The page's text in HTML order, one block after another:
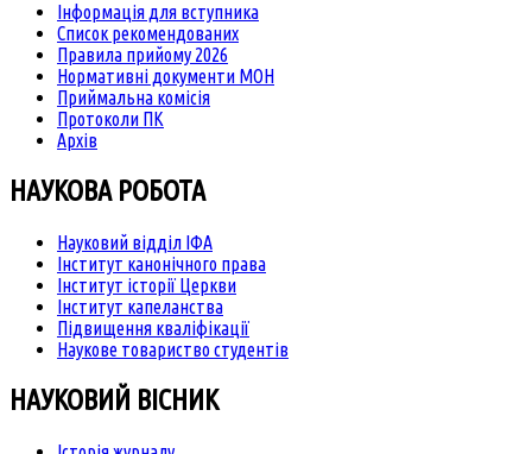
Інформація для вступника
Список рекомендованих
Правила прийому 2026
Нормативні документи МОН
Приймальна комісія
Протоколи ПК
Архів
НАУКОВА РОБОТА
Науковий відділ ІФА
Інститут канонічного права
Інститут історії Церкви
Інститут капеланства
Підвищення кваліфікації
Наукове товариство студентів
НАУКОВИЙ ВІСНИК